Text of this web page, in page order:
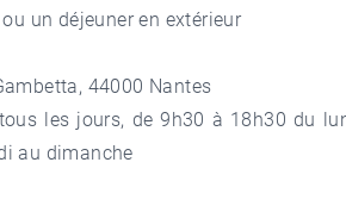
un déjeuner en extérieur
44000 Nantes
les jours, de 9h30 à 18h30 du
au dimanche